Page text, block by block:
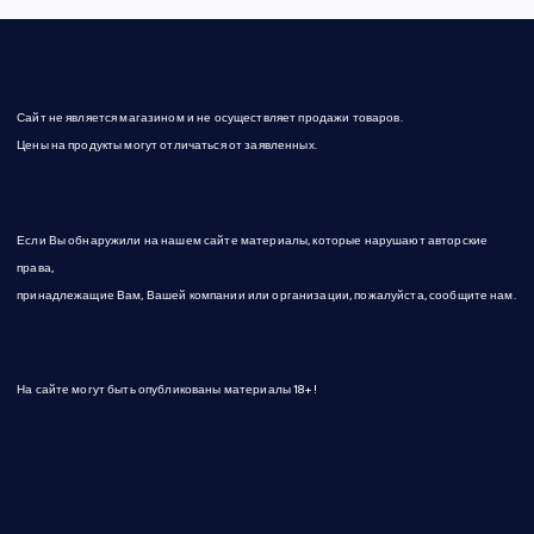
Сайт не является магазином и не осуществляет продажи товаров.
Цены на продукты могут отличаться от заявленных.
Если Вы обнаружили на нашем сайте материалы, которые нарушают авторские
права,
принадлежащие Вам, Вашей компании или организации, пожалуйста, сообщите нам.
На сайте могут быть опубликованы материалы 18+!